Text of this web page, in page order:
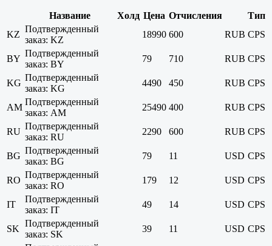
Название Холд Цена Отчисления
Тип
KZ
Подтвержденный
заказ: KZ
18990 600 RUB CPS
BY
Подтвержденный
заказ: BY
79 710 RUB CPS
KG
Подтвержденный
заказ: KG
4490 450 RUB CPS
AM
Подтвержденный
заказ: AM
25490 400 RUB CPS
RU
Подтвержденный
заказ: RU
2290 600 RUB CPS
BG
Подтвержденный
заказ: BG
79 11 USD CPS
RO
Подтвержденный
заказ: RO
179 12 USD CPS
IT
Подтвержденный
заказ: IT
49 14 USD CPS
SK
Подтвержденный
заказ: SK
39 11 USD CPS